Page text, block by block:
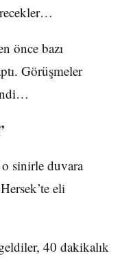
önce bazı
Görüşmeler
sinirle duvara
eli
40 dakikalık